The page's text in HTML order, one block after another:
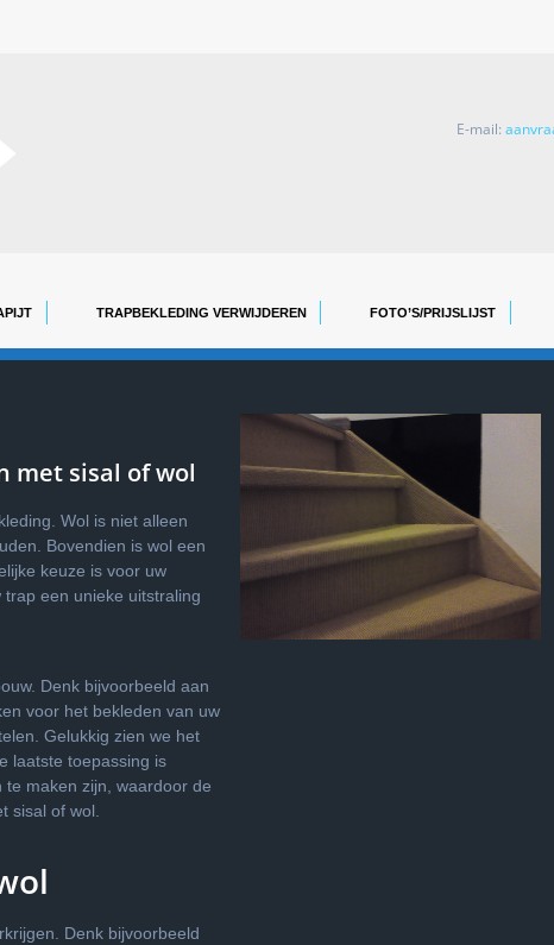
E-mail:
TRAPBEKLEDING VERWIJDEREN FOTO’S/PRIJSLIJST
met sisal of wol
Wol is niet alleen
Bovendien is wol een
keuze is voor uw
een unieke uitstraling
Denk bijvoorbeeld aan
voor het bekleden van uw
Gelukkig zien we het
laatste toepassing is
maken zijn, waardoor de
sisal of wol.
Denk bijvoorbeeld